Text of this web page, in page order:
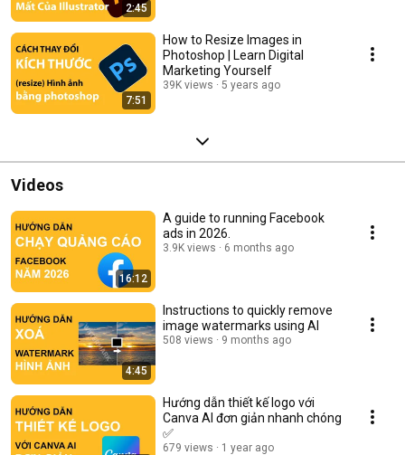
2:45
7:51
How to Resize Images in
Photoshop | Learn Digital
Marketing Yourself
39K views 5 years ago
Videos
16:12
A guide to running Facebook
ads in 2026.
3.9K views 6 months ago
4:45
Instructions to quickly remove
image watermarks using AI
508 views 9 months ago
Hướng dẫn thiết kế logo với
Canva AI đơn giản nhanh chóng
✅
679 views 1 year ago